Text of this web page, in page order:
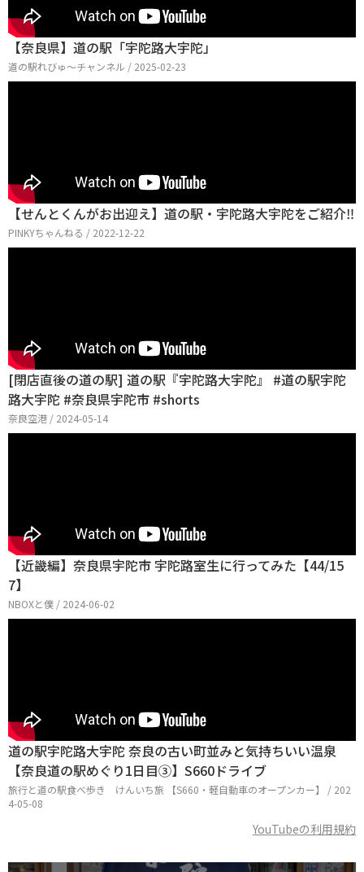
【奈良県】道の駅「宇陀路大宇陀」
道の駅れびゅ〜チャンネル / 2025-02-23
【せんとくんがお出迎え】道の駅・宇陀路大宇陀をご紹介‼︎
PINKYちゃんねる / 2022-12-22
[閉店直後の道の駅] 道の駅『宇陀路大宇陀』 #道の駅宇陀
路大宇陀 #奈良県宇陀市 #shorts
奈良空港 / 2024-05-14
【近畿編】奈良県宇陀市 宇陀路室生に行ってみた【44/15
7】
NBOXと僕 / 2024-06-02
道の駅宇陀路大宇陀 奈良の古い町並みと気持ちいい温泉
【奈良道の駅めぐり1日目③】S660ドライブ
旅行と道の駅食べ歩き けんいち旅 【S660・軽自動車のオープンカー】 / 202
4-05-08
YouTubeの利用規約